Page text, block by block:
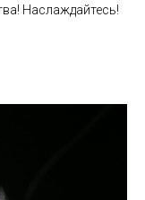
Наслаждайтесь!